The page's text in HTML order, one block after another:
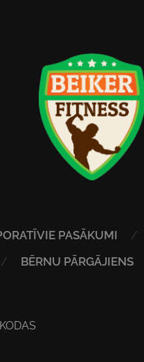
PASĀKUMI
BĒRNU PĀRGĀJIENS